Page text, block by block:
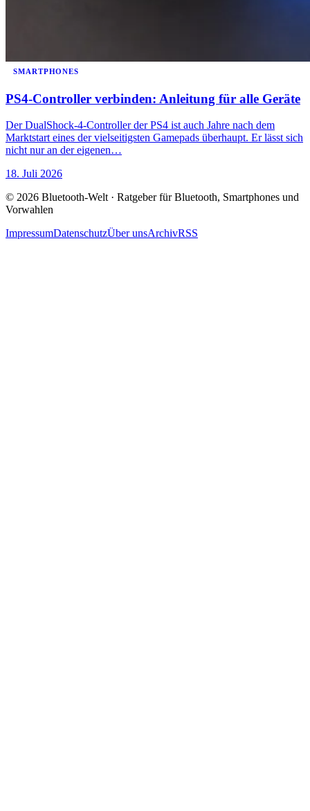
SMARTPHONES
PS4-Controller verbinden: Anleitung für alle Geräte
Der DualShock-4-Controller der PS4 ist auch Jahre nach dem
Marktstart eines der vielseitigsten Gamepads überhaupt. Er lässt sich
nicht nur an der eigenen…
18. Juli 2026
© 2026 Bluetooth-Welt · Ratgeber für Bluetooth, Smartphones und
Vorwahlen
ImpressumDatenschutzÜber unsArchivRSS